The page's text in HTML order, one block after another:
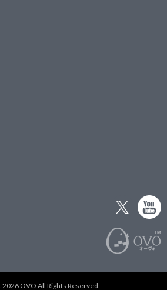
2026 OVO All Rights Reserved.